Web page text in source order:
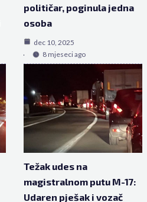
političar, poginula jedna
osoba
dec 10, 2025
8 mjeseci ago
Težak udes na
magistralnom putu M-17:
Udaren pješak i vozač